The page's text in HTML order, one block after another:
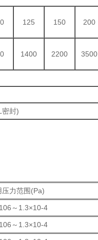
125 150 200
1400 2200 3500
封)
压力范围(Pa)
～1.3×10-4
～1.3×10-4